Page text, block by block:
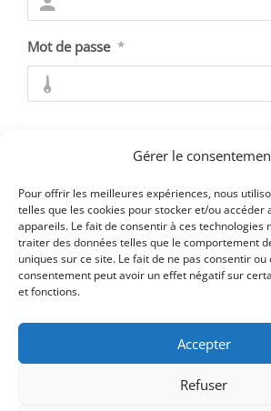
Gérer le
Pour offrir les meilleures expériences, nous
telles que les cookies pour stocker et/ou accéder
appareils. Le fait de consentir à ces technologies
traiter des données telles que le comportement
uniques sur ce site. Le fait de ne pas consentir
consentement peut avoir un effet négatif sur
et fonctions.
Accepter
Refuser
Mot de passe *
Mot de passe oublié ?